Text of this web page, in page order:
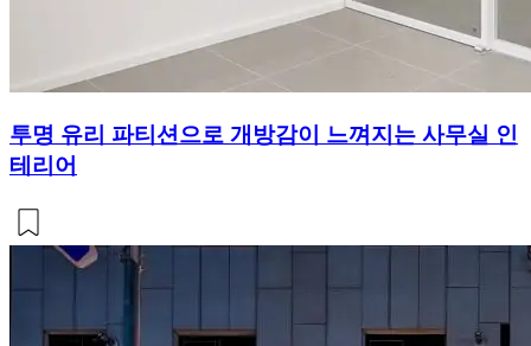
투명 유리 파티션으로 개방감이 느껴지는 사무실 인
테리어